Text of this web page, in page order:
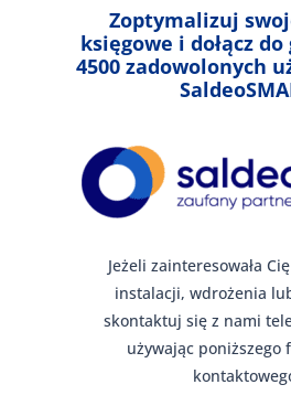
Zoptymalizuj
księgowe i dołącz
4500 zadowolonych
Jeżeli zainteresowała
instalacji, wdrożenia
skontaktuj się z nami
używając poniższego